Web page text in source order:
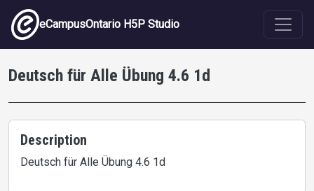
Skip to main content
eCampusOntario H5P Studio
Deutsch für Alle Übung 4.6 1d
Description
Deutsch für Alle Übung 4.6 1d